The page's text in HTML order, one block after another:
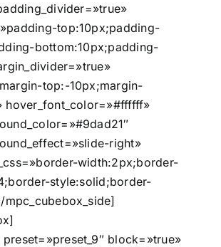
top:10px;padding-
bottom:10px;padding-
top:-10px;margin-
hover_font_color=»#ffffff»
right»
width:2px;border-
style:solid;border-
block=»true»